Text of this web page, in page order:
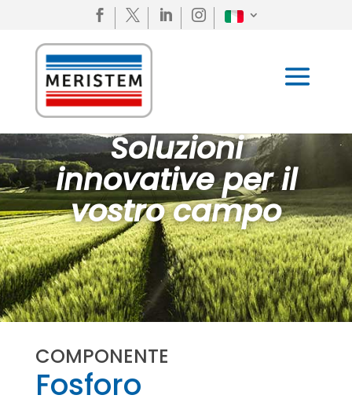
   
Soluzioni
innovative per il
vostro campo
COMPONENTE
Fosforo